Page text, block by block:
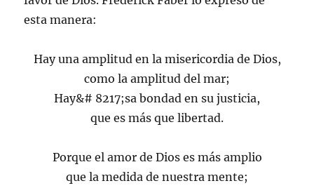
esta manera:
Hay una amplitud en la misericordia de Dios,
como la amplitud del mar;
Hay&# 8217;sa bondad en su justicia,
que es más que libertad.
Porque el amor de Dios es más amplio
que la medida de nuestra mente;